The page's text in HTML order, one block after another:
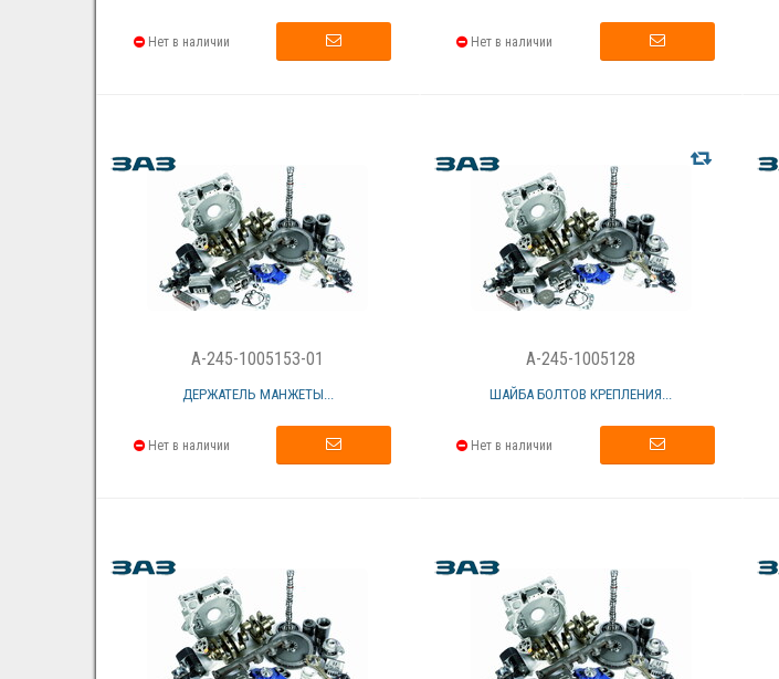
Нет в наличии Нет в наличии
A-245-1005153-01
ДЕРЖАТЕЛЬ МАНЖЕТЫ...
Нет в наличии
A-245-1005128
ШАЙБА БОЛТОВ КРЕПЛЕНИЯ...
Нет в наличии